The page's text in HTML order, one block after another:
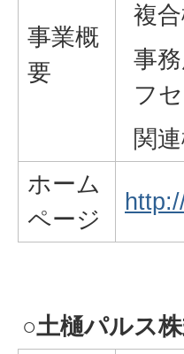
事業概
要
複
事
フ
関
ホーム
ページ
○土樋パルス